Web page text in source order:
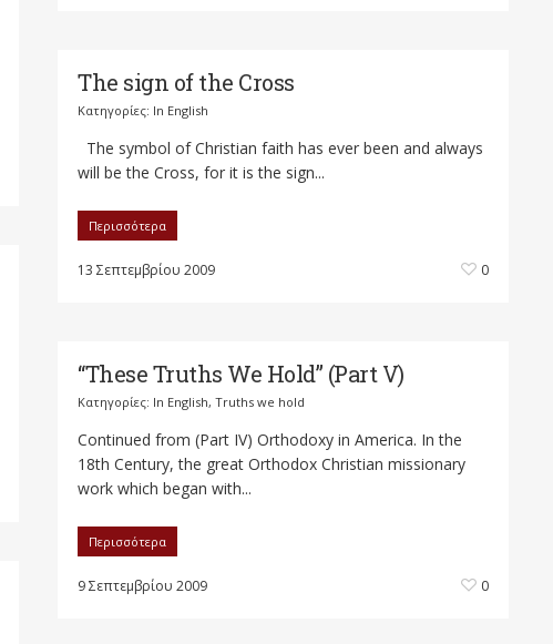
The sign of the Cross
Κατηγορίες: In English
The symbol of Christian faith has ever been and always
will be the Cross, for it is the sign...
Περισσότερα
13 Σεπτεμβρίου 2009 0
“These Truths We Hold” (Part V)
Κατηγορίες: In English, Truths we hold
Continued from (Part IV) Orthodoxy in America. In the
18th Century, the great Orthodox Christian missionary
work which began with...
Περισσότερα
9 Σεπτεμβρίου 2009 0